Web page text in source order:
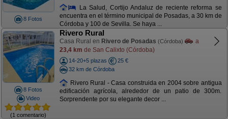
8 Fotos
La Salud, Cortijo Andaluz de reciente reforma se
encuentra en el término municipal de Posadas, a 30 km de
Córdoba y 100 de Sevilla. Se haya ...
8 Fotos
Video
(1 comentario)
Rivero Rural
Casa Rural en Rivero de Posadas (Córdoba)
a
23,4 km de San Calixto (Córdoba)
14-20+5 plazas
25 €
32 km de Córdoba
Rivero Rural - Casa construida en 2004 sobre antigua
edificación agrícola, alrededor de un patio de 300m.
Sorprendente por su elegante decor ...